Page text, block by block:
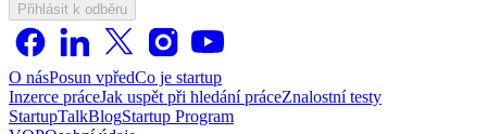
Přihlásit k odběru
O násPosun vpředCo je startup
Inzerce práceJak uspět při hledání práceZnalostní testy
StartupTalkBlogStartup Program